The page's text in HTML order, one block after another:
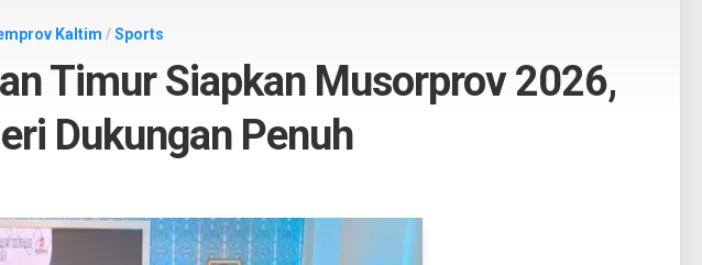
Kaltim /Sports
Timur Siapkan Musorprov 2026,
Dukungan Penuh